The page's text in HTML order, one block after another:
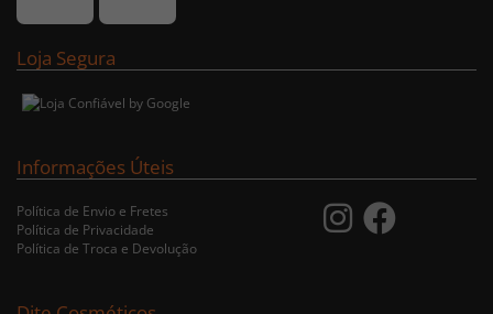
Loja Segura
Informações Úteis
Política de Envio e Fretes
Política de Privacidade
Política de Troca e Devolução